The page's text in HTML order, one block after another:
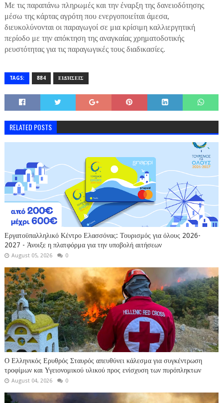
Με τις παραπάνω πληρωμές και την έναρξη της δανειοδότησης
μέσω της κάρτας αγρότη που ενεργοποιείται άμεσα,
διευκολύνονται οι παραγωγοί σε μια κρίσιμη καλλιεργητική
περίοδο με την απόκτηση της αναγκαίας χρηματοδοτικής
ρευστότητας για τις παραγωγικές τους διαδικασίες.
TAGS: 884 ΕΙΔΉΣΕΙΣ
RELATED POSTS
Εργατοϋπαλληλικό Κέντρο Ελασσόνας: Τουρισμός για όλους 2026-
2027 - Άνοιξε η πλατφόρμα για την υποβολή αιτήσεων
August 05, 2026 0
Ο Ελληνικός Ερυθρός Σταυρός απευθύνει κάλεσμα για συγκέντρωση
τροφίμων και Υγειονομικού υλικού προς ενίσχυση των πυρόπληκτων
August 04, 2026 0